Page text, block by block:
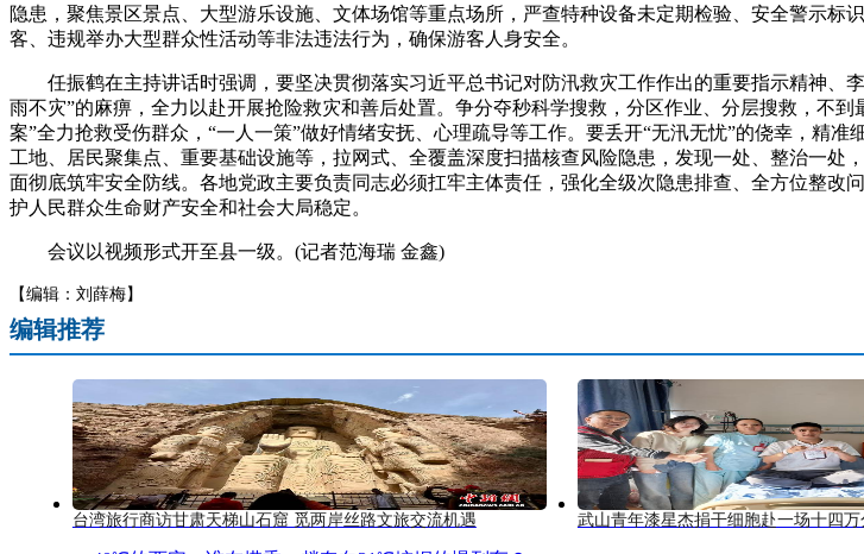
隐患，聚焦景区景点、大型游乐设施、文体场馆等重点场所，严查特种设备未定期检验、安全警示
客、违规举办大型群众性活动等非法违法行为，确保游客人身安全。
任振鹤在主持讲话时强调，要坚决贯彻落实习近平总书记对防汛救灾工作作出的重要指示精神、
雨不灾”的麻痹，全力以赴开展抢险救灾和善后处置。争分夺秒科学搜救，分区作业、分层搜救，不
案”全力抢救受伤群众，“一人一策”做好情绪安抚、心理疏导等工作。要丢开“无汛无忧”的侥幸，精
工地、居民聚集点、重要基础设施等，拉网式、全覆盖深度扫描核查风险隐患，发现一处、整治一
面彻底筑牢安全防线。各地党政主要负责同志必须扛牢主体责任，强化全级次隐患排查、全方位整
护人民群众生命财产安全和社会大局稳定。
会议以视频形式开至县一级。(记者范海瑞 金鑫)
【编辑：刘薛梅】
编辑推荐
台湾旅行商访甘肃天梯山石窟 觅两岸丝路文旅交流机遇 武山青年漆星杰捐干细胞赴一场十四万